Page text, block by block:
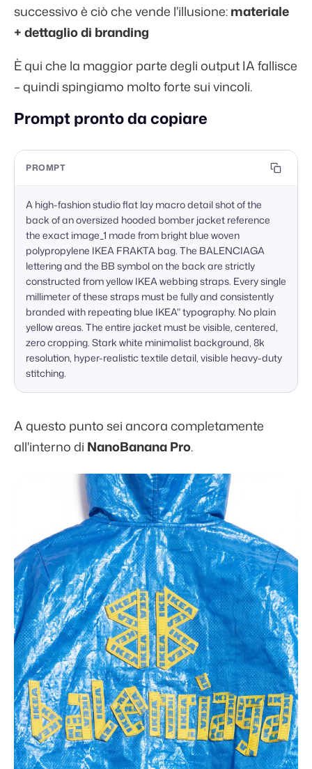
successivo è ciò che vende l'illusione:materiale
+ dettaglio di branding
È qui che la maggior parte degli output IA fallisce
– quindi spingiamo molto forte sui vincoli.
Prompt pronto da copiare
PROMPT
A high-fashion studio flat lay macro detail shot of the
back of an oversized hooded bomber jacket reference
the exact image_1 made from bright blue woven
polypropylene IKEA FRAKTA bag. The BALENCIAGA
lettering and the BB symbol on the back are strictly
constructed from yellow IKEA webbing straps. Every single
millimeter of these straps must be fully and consistently
branded with repeating blue IKEA" typography. No plain
yellow areas. The entire jacket must be visible, centered,
zero cropping. Stark white minimalist background, 8k
resolution, hyper-realistic textile detail, visible heavy-duty
stitching.
A questo punto sei ancora completamente
all'interno di NanoBanana Pro.